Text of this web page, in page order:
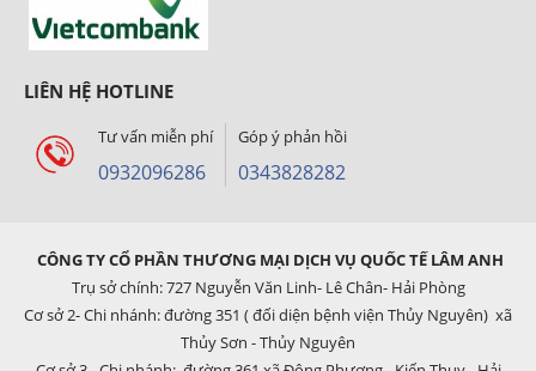
LIÊN HỆ HOTLINE
Tư vấn miễn phí
0932096286
Góp ý phản hồi
0343828282
CÔNG TY CỔ PHẦN THƯƠNG MẠI DỊCH VỤ QUỐC TẾ LÂM ANH
Trụ sở chính: 727 Nguyễn Văn Linh- Lê Chân- Hải Phòng
Cơ sở 2- Chi nhánh: đường 351 ( đối diện bệnh viện Thủy Nguyên) xã
Thủy Sơn - Thủy Nguyên